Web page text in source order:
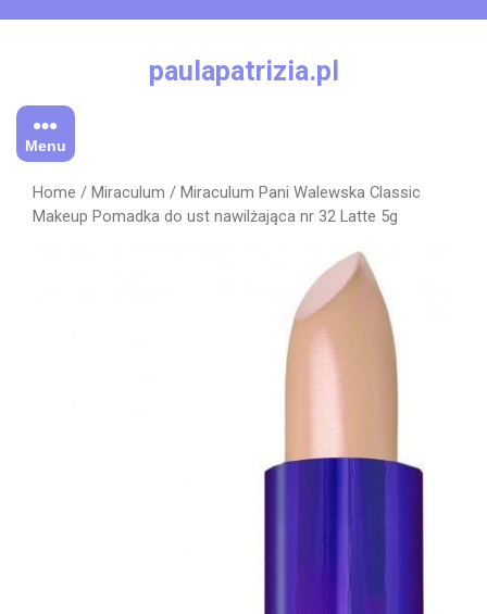
paulapatrizia.pl
Menu
Home / Miraculum / Miraculum Pani Walewska Classic
Makeup Pomadka do ust nawilżająca nr 32 Latte 5g